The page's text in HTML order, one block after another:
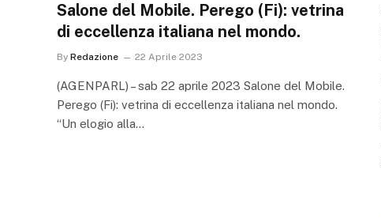
Salone del Mobile. Perego (Fi): vetrina
di eccellenza italiana nel mondo.
By Redazione 22 Aprile 2023
(AGENPARL) – sab 22 aprile 2023 Salone del Mobile.
Perego (Fi): vetrina di eccellenza italiana nel mondo.
“Un elogio alla…